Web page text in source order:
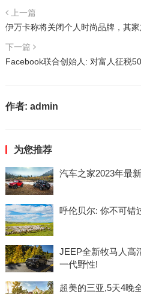
上一篇
伊万卡称将关闭个人时尚品牌，其
下一篇
Facebook联合创始人: 对富人征税
作者: admin
为您推荐
汽车之家2023年最
呼伦贝尔: 你不可错
JEEP全新牧马人高
一代野性!
超美的三亚,5天4晚